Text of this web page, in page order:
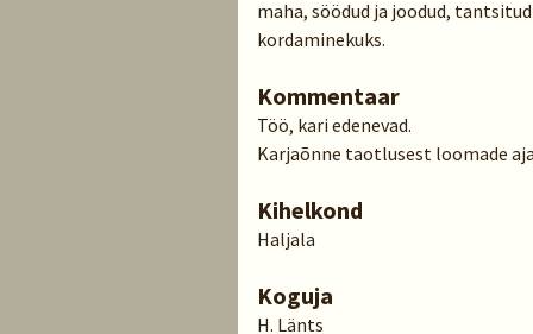
maha, söödud ja joodud,
kordaminekuks.
Kommentaar
Töö, kari edenevad.
Karjaõnne taotlusest loomade
Kihelkond
Haljala
Koguja
H. Länts